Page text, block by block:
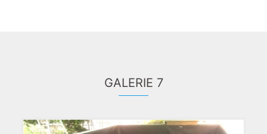
GALERIE 7